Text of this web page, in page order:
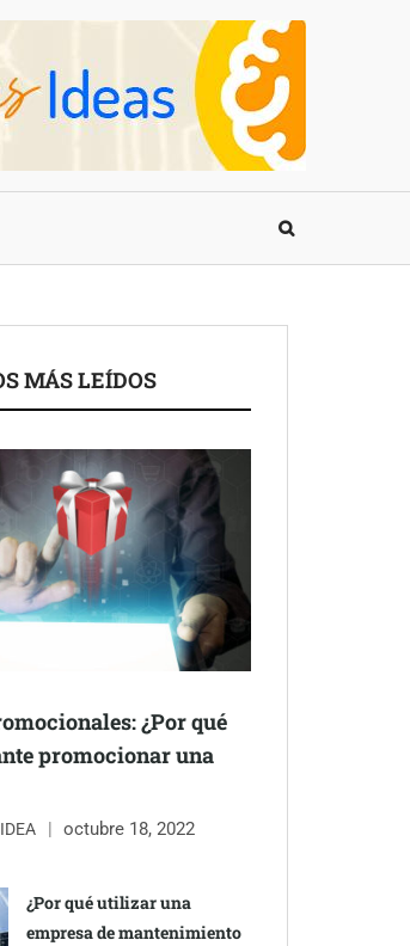
MÁS LEÍDOS
¿Por qué
promocionar una
octubre 18, 2022
¿Por qué utilizar una
empresa de mantenimiento